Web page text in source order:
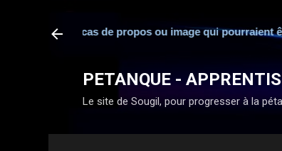
en cas de propos ou image qui pourraient être
PETANQUE -
Le site de Sougil, pour progresser à la